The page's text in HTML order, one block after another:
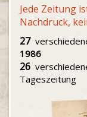
Jede Zeitung
Nachdruck,
27
1986
26
Tageszeitung